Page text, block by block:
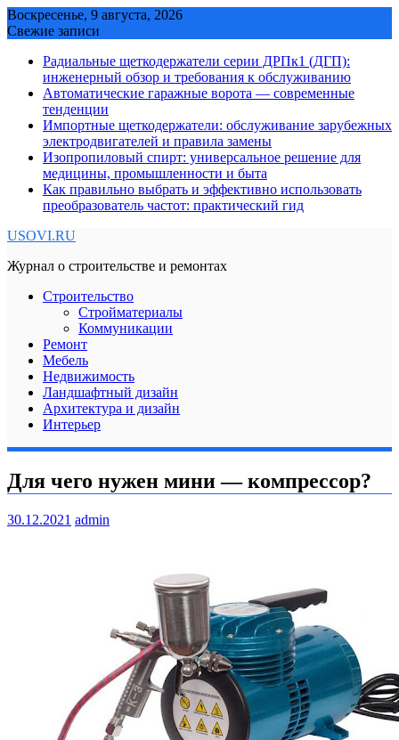
Skip
to
Воскресенье, 9 августа, 2026
Свежие записи
Радиальные щеткодержатели серии ДРПк1 (ДГП):
инженерный обзор и требования к обслуживанию
Автоматические гаражные ворота — современные
тенденции
Импортные щеткодержатели: обслуживание зарубежных
электродвигателей и правила замены
Изопропиловый спирт: универсальное решение для
медицины, промышленности и быта
Как правильно выбрать и эффективно использовать
преобразователь частот: практический гид
USOVI.RU
Журнал о строительстве и ремонтах
Строительство
Стройматериалы
Коммуникации
Ремонт
Мебель
Недвижимость
Ландшафтный дизайн
Архитектура и дизайн
Интерьер
Для чего нужен мини — компрессор?
30.12.2021 admin